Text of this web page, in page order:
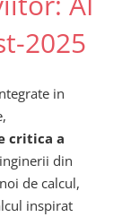
2025
in
critica a
din
de calcul,
inspirat